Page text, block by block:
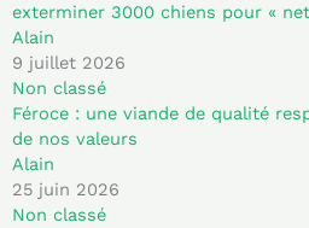
exterminer 3000 chiens pour «
Alain
9 juillet 2026
Non classé
Féroce : une viande de qualité
de nos valeurs
Alain
25 juin 2026
Non classé